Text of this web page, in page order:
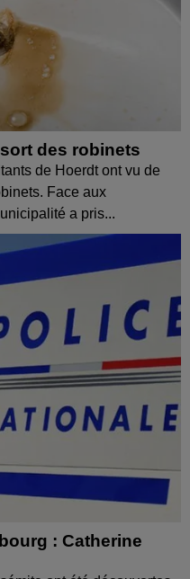
des robinets
de Hoerdt ont vu de
Face aux
a pris...
: Catherine